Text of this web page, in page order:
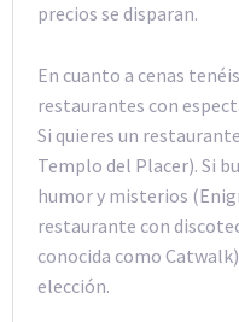
precios se disparan.
En cuanto a cenas
restaurantes con
Si quieres un
Templo del Placer). Si
humor y misterios
restaurante con
conocida como
elección.